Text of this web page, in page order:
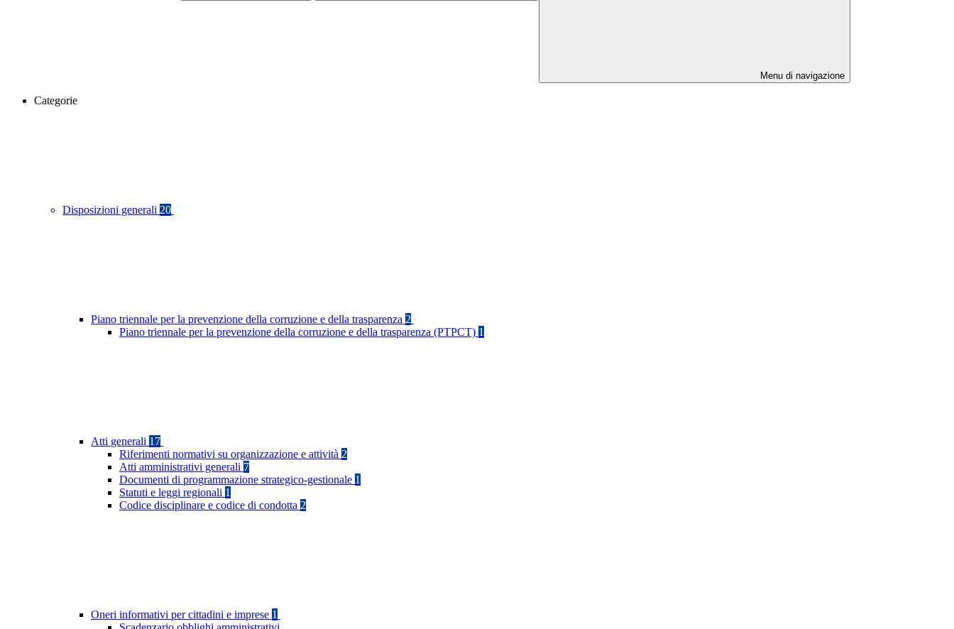
Menu di navigazione
Categorie
Disposizioni generali 20
Piano triennale per la prevenzione della corruzione e della trasparenza 2
Piano triennale per la prevenzione della corruzione e della trasparenza (PTPCT) 1
Atti generali 17
Riferimenti normativi su organizzazione e attività 2
Atti amministrativi generali 7
Documenti di programmazione strategico-gestionale 1
Statuti e leggi regionali 1
Codice disciplinare e codice di condotta 2
Oneri informativi per cittadini e imprese 1